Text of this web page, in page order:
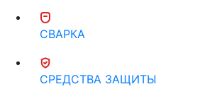
СВАРКА
СРЕДСТВА ЗАЩИТЫ